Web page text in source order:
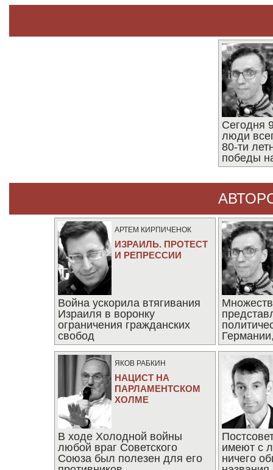
Сегодня
люди
80-ти
победы
АРТЕМ КИРПИЧЕНОК
ИЗРАИЛЬ. ПРОТЕСТ
И РЕПРЕССИИ
Война ускорила втягивания
Израиля в воронку
ограничения гражданских
свобод
ЯКОВ РАБКИН
НАЦИСТ НА
ПАРЛАМЕНТСКОМ
ХОЛМЕ
В ходе Холодной войны
любой враг Советского
Союза был полезен для его
имеют с
ничего